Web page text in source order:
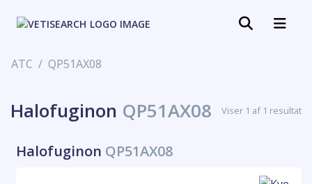
ATC QP51AX08
Halofuginon QP51AX08 Viser 1 af 1 resultat
Halofuginon QP51AX08